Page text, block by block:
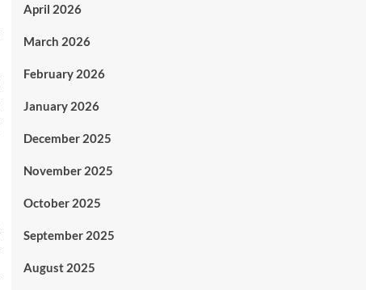
April 2026
March 2026
February 2026
January 2026
December 2025
November 2025
October 2025
September 2025
August 2025